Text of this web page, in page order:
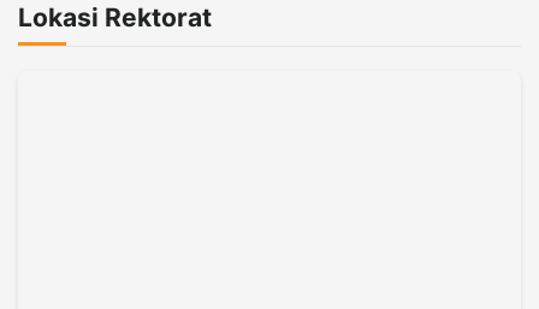
Lokasi Rektorat